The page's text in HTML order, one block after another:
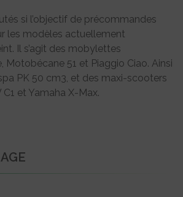
si l’objectif de précommandes
les modèles actuellement
Il s’agit des mobylettes
Motobécane 51 et Piaggio Ciao. Ainsi
PK 50 cm3, et des maxi-scooters
et Yamaha X-Max.